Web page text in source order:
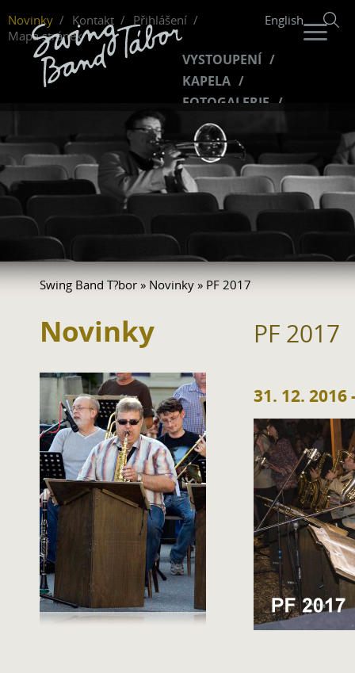
Novinky Kontakt
Přihlášení
Mapa stránek
English
VYSTOUPENÍ
KAPELA
FOTOGALERIE
HUDBA
FANKLUB
Swing Band T?bor » Novinky » PF 2017
Novinky PF 2017
31. 12. 2016